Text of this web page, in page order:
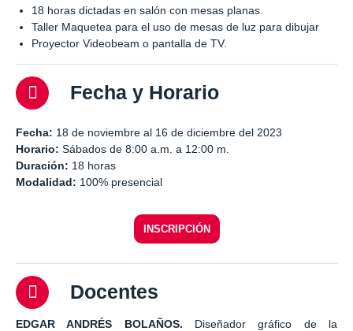
18 horas dictadas en salón con mesas planas.
Taller Maquetea para el uso de mesas de luz para dibujar
Proyector Videobeam o pantalla de TV.
Fecha y Horario
Fecha: 18 de noviembre al 16 de diciembre del 2023
Horario: Sábados de 8:00 a.m. a 12:00 m.
Duración: 18 horas
Modalidad: 100% presencial
INSCRIPCIÓN
Docentes
EDGAR ANDRÉS BOLAÑOS. Diseñador gráfico de la